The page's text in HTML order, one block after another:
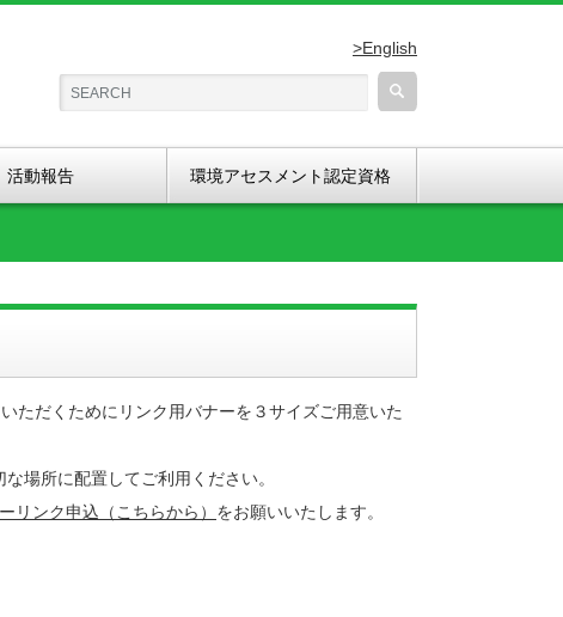
>English
活動報告 環境アセスメント認定資格
ただくためにリンク用バナーを３サイズご用意いた
場所に配置してご利用ください。
リンク申込（こちらから） をお願いいたします。